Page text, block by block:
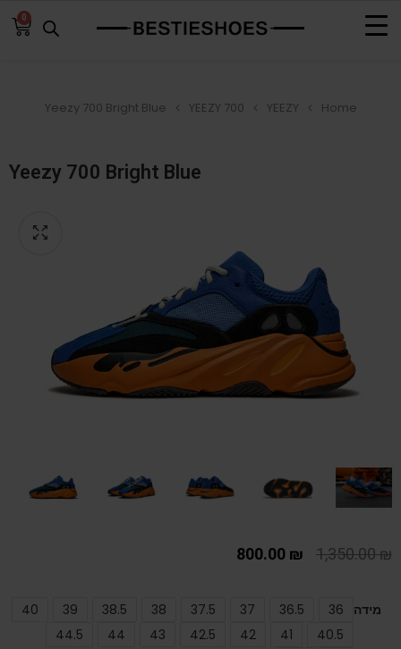
0
Home
YEEZY
YEEZY 700
Yeezy 700 Bright Blue
Yeezy 700 Bright Blue
1,350.00₪
800.00 ₪
מידה 36
36.5
37
37.5
38
38.5
39
40
40.5
41
42
42.5
43
44
44.5